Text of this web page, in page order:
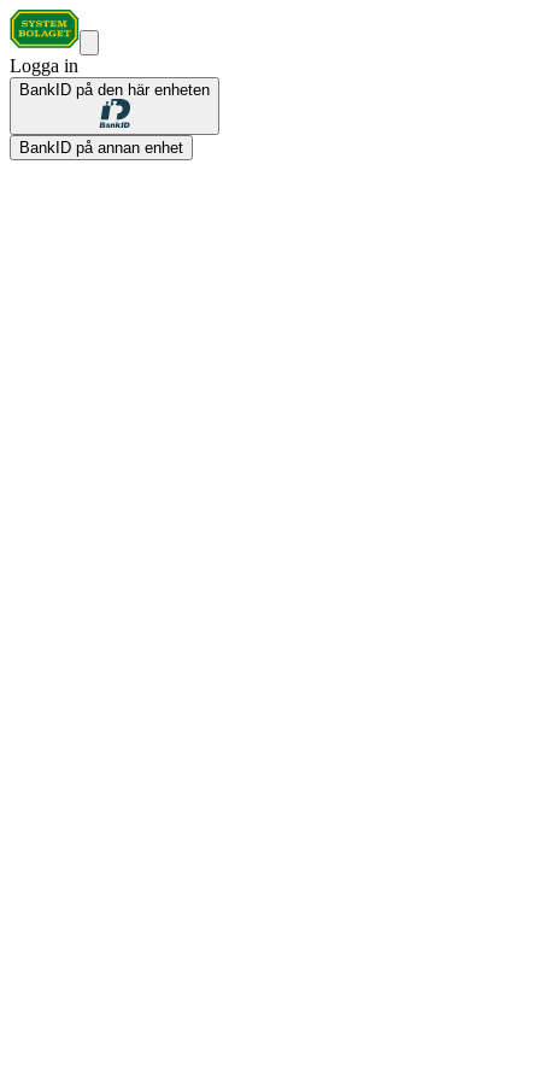
Logga in
BankID på den här enheten
BankID på annan enhet